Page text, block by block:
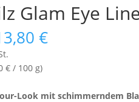
Glam Eye
€
€Aktueller
€ / 100 g)
Look mit schimmerndem